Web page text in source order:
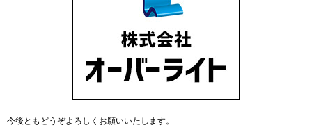
今後ともどうぞよろしくお願いいたします。